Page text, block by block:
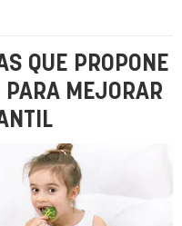
QUE PROPONE
PARA MEJORAR